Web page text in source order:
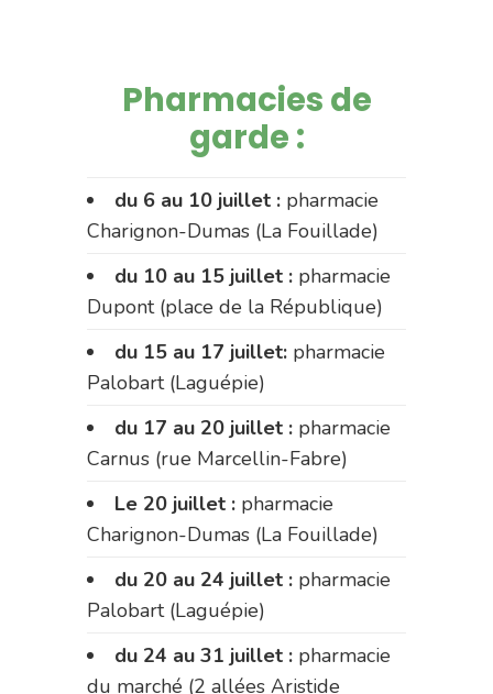
Pharmacies de
garde :
du 6 au 10 juillet : pharmacie
Charignon-Dumas (La Fouillade)
du 10 au 15 juillet : pharmacie
Dupont (place de la République)
du 15 au 17 juillet: pharmacie
Palobart (Laguépie)
du 17 au 20 juillet : pharmacie
Carnus (rue Marcellin-Fabre)
Le 20 juillet : pharmacie
Charignon-Dumas (La Fouillade)
du 20 au 24 juillet : pharmacie
Palobart (Laguépie)
du 24 au 31 juillet : pharmacie
du marché (2 allées Aristide